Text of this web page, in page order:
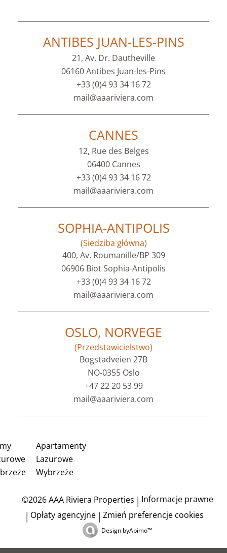
ANTIBES JUAN-LES-PINS
21, Av. Dr. Dautheville
06160 Antibes Juan-les-Pins
+33 (0)4 93 34 16 72
mail@aaariviera.com
CANNES
12, Rue des Belges
06400 Cannes
+33 (0)4 93 34 16 72
mail@aaariviera.com
SOPHIA-ANTIPOLIS
(Siedziba główna)
400, Av. Roumanille/BP 309
06906 Biot Sophia-Antipolis
+33 (0)4 93 34 16 72
mail@aaariviera.com
OSLO, NORVEGE
(Przedstawicielstwo)
Bogstadveien 27B
NO-0355 Oslo
+47 22 20 53 99
mail@aaariviera.com
Apartamenty
Lazurowe
Wybrzeże
©2026 AAA Riviera Properties
Informacje prawne
Opłaty agencyjne
Zmień preferencje cookies
Design byApimo™